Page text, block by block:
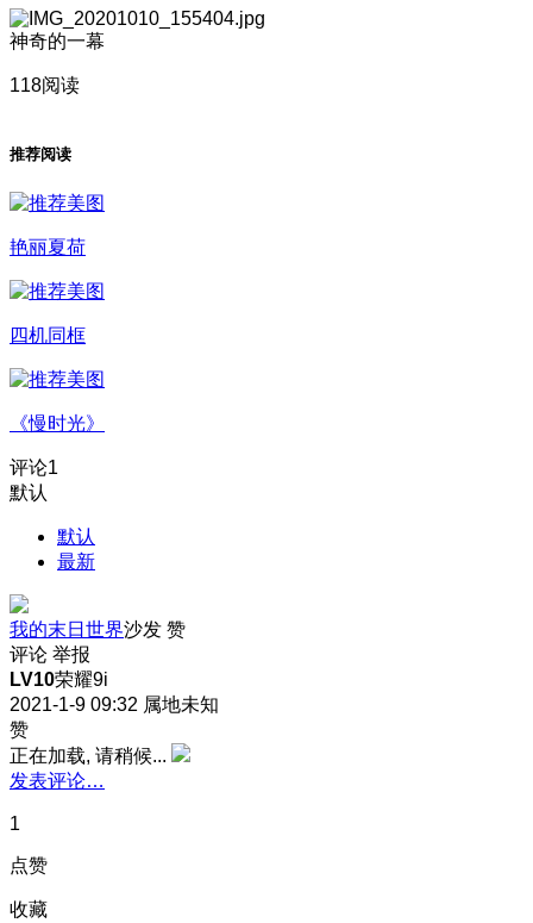
神奇的一幕
118阅读
推荐阅读
艳丽夏荷
四机同框
《慢时光》
评论1
默认
默认
最新
我的末日世界沙发 赞
评论 举报
LV10荣耀9i
2021-1-9 09:32 属地未知
赞
正在加载, 请稍候...
发表评论…
1
点赞
收藏